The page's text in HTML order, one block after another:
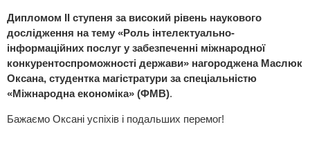
Дипломом ІІ ступеня за високий рівень наукового
дослідження на тему «Роль інтелектуально-
інформаційних послуг у забезпеченні міжнародної
конкурентоспроможності держави» нагороджена Маслюк
Оксана, студентка магістратури за спеціальністю
«Міжнародна економіка» (ФМВ).
Бажаємо Оксані успіхів і подальших перемог!